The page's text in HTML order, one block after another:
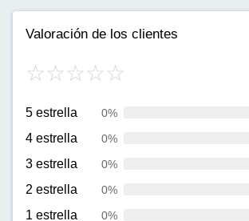
Valoración de los clientes
5 estrella 0%
4 estrella 0%
3 estrella 0%
2 estrella 0%
1 estrella 0%